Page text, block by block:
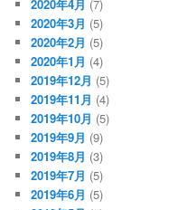
2020年4月 (7)
2020年3月 (5)
2020年2月 (5)
2020年1月 (4)
2019年12月 (5)
2019年11月 (4)
2019年10月 (5)
2019年9月 (9)
2019年8月 (3)
2019年7月 (5)
2019年6月 (5)